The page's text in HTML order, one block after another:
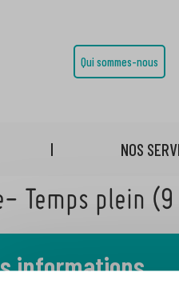
Qui sommes-nous
NOS
Temps plein (9
informations